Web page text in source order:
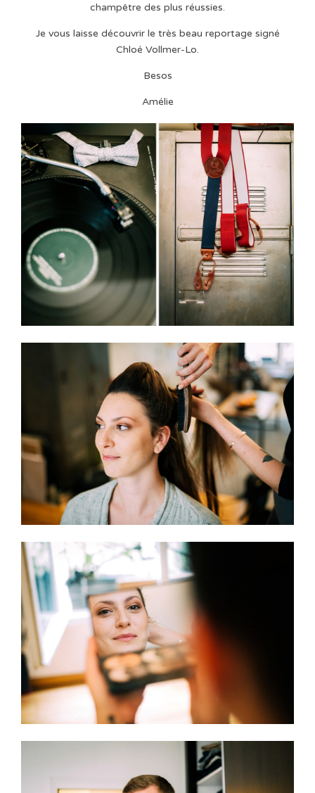
champêtre des plus réussies.
Je vous laisse découvrir le très beau reportage signé
Chloé Vollmer-Lo.
Besos
Amélie